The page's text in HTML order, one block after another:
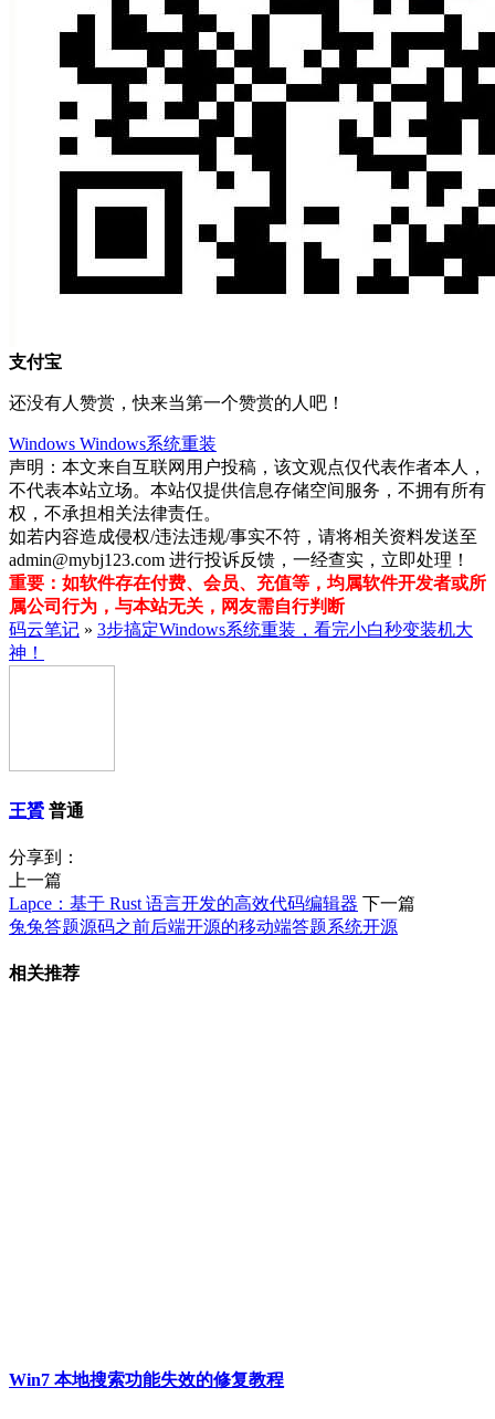
支付宝
还没有人赞赏，快来当第一个赞赏的人吧！
Windows Windows系统重装
声明：本文来自互联网用户投稿，该文观点仅代表作者本人，
不代表本站立场。本站仅提供信息存储空间服务，不拥有所有
权，不承担相关法律责任。
如若内容造成侵权/违法违规/事实不符，请将相关资料发送至
admin@mybj123.com 进行投诉反馈，一经查实，立即处理！
重要：如软件存在付费、会员、充值等，均属软件开发者或所
属公司行为，与本站无关，网友需自行判断
码云笔记 » 3步搞定Windows系统重装，看完小白秒变装机大
神！
王贇 普通
分享到：
上一篇
Lapce：基于 Rust 语言开发的高效代码编辑器 下一篇
兔兔答题源码之前后端开源的移动端答题系统开源
相关推荐
Win7 本地搜索功能失效的修复教程